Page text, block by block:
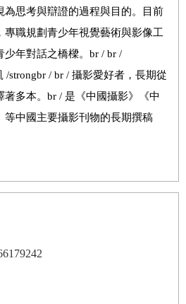
為思考與辯證的過程與目的。目前
專職規劃青少年視覺藝術與影像工
年對話之橋樑。br / br /
/strongbr / br / 攝影愛好者，長期從
多本。br / 是《中國攝影》《中
等中國主要攝影刊物的長期撰稿